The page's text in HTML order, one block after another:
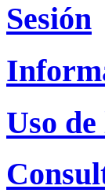
Sesión
Uso